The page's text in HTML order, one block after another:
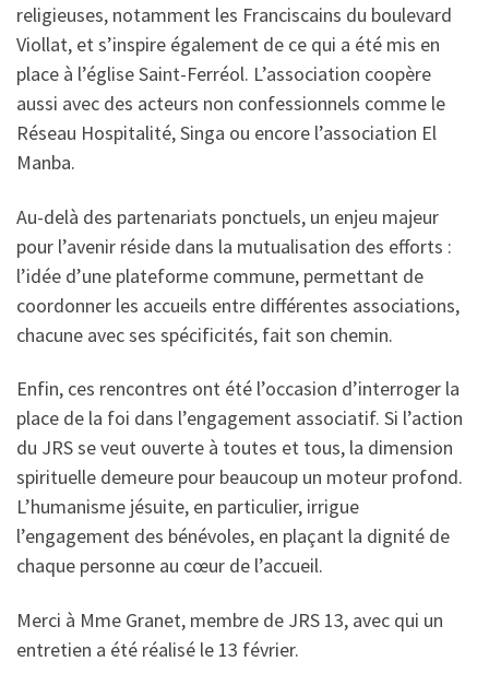
religieuses, notamment les Franciscains du boulevard
Viollat, et s’inspire également de ce qui a été mis en
place à l’église Saint-Ferréol. L’association coopère
aussi avec des acteurs non confessionnels comme le
Réseau Hospitalité, Singa ou encore l’association El
Manba.
Au-delà des partenariats ponctuels, un enjeu majeur
pour l’avenir réside dans la mutualisation des efforts :
l’idée d’une plateforme commune, permettant de
coordonner les accueils entre différentes associations,
chacune avec ses spécificités, fait son chemin.
Enfin, ces rencontres ont été l’occasion d’interroger la
place de la foi dans l’engagement associatif. Si l’action
du JRS se veut ouverte à toutes et tous, la dimension
spirituelle demeure pour beaucoup un moteur profond.
L’humanisme jésuite, en particulier, irrigue
l’engagement des bénévoles, en plaçant la dignité de
chaque personne au cœur de l’accueil.
Merci à Mme Granet, membre de JRS 13, avec qui un
entretien a été réalisé le 13 février.